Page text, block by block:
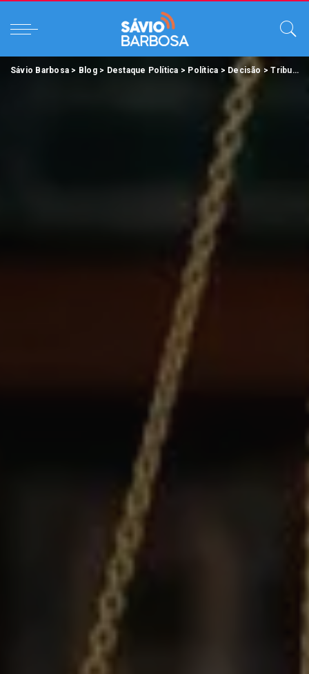
Sávio Barbosa > Blog> Destaque Política > Política > Decisão >Tribunal de Justiça mantém contrato firmado entre escritório de advocacia e a Prefeitura de Rondon do Pará.